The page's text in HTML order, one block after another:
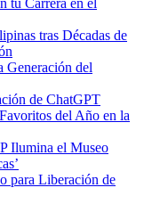
tu Carrera en el
tras Décadas de
del
de ChatGPT
del Año en la
Ilumina el Museo
para Liberación de